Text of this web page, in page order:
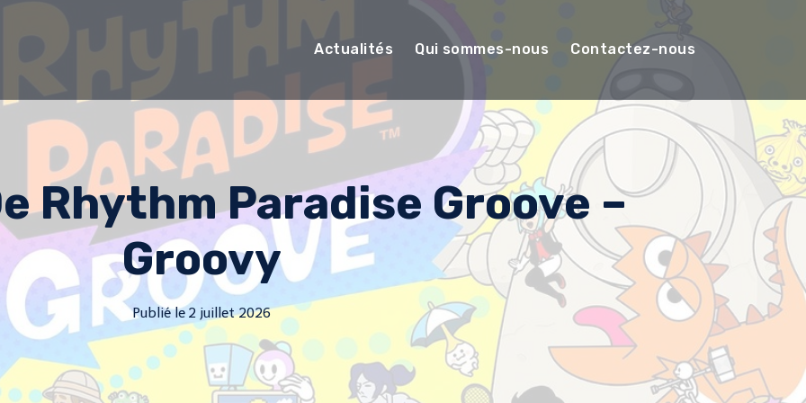
Actualités Qui sommes-nous Contactez-nous
Rhythm Paradise Groove –
Groovy
Publié le 2 juillet 2026